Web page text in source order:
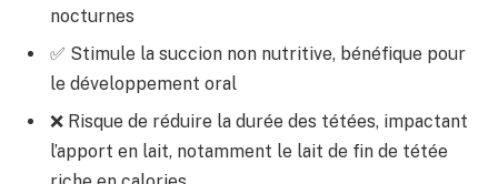
nocturnes
✅ Stimule la succion non nutritive, bénéfique pour
le développement oral
❌ Risque de réduire la durée des tétées, impactant
l’apport en lait, notamment le lait de fin de tétée